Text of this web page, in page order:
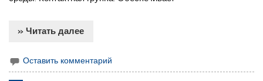
» Читать далее
Оставить комментарий